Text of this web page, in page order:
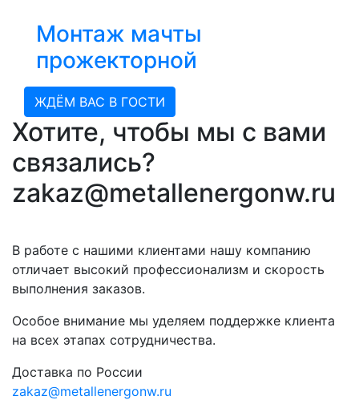
Монтаж мачты
прожекторной
ЖДЁМ ВАС В ГОСТИ
Хотите, чтобы мы с вами
связались?
zakaz@metallenergonw.ru
В работе с нашими клиентами нашу компанию
отличает высокий профессионализм и скорость
выполнения заказов.
Особое внимание мы уделяем поддержке клиента
на всех этапах сотрудничества.
Доставка по России
zakaz@metallenergonw.ru